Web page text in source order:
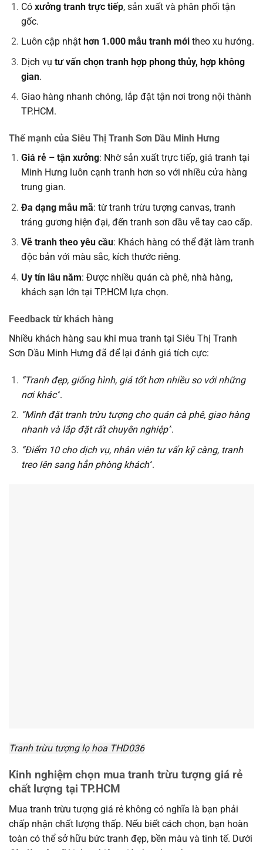
Có xưởng tranh trực tiếp, sản xuất và phân phối tận
gốc.
Luôn cập nhật hơn 1.000 mẫu tranh mớitheo xu hướng.
Dịch vụ tư vấn chọn tranh hợp phong thủy, hợp không
gian.
Giao hàng nhanh chóng, lắp đặt tận nơi trong nội thành
TP.HCM.
Thế mạnh của Siêu Thị Tranh Sơn Dầu Minh Hưng
Giá rẻ – tận xưởng: Nhờ sản xuất trực tiếp, giá tranh tại
Minh Hưng luôn cạnh tranh hơn so với nhiều cửa hàng
trung gian.
Đa dạng mẫu mã: từ tranh trừu tượng canvas, tranh
tráng gương hiện đại, đến tranh sơn dầu vẽ tay cao cấp.
Vẽ tranh theo yêu cầu: Khách hàng có thể đặt làm tranh
độc bản với màu sắc, kích thước riêng.
Uy tín lâu năm: Được nhiều quán cà phê, nhà hàng,
khách sạn lớn tại TP.HCM lựa chọn.
Feedback từ khách hàng
Nhiều khách hàng sau khi mua tranh tại Siêu Thị Tranh
Sơn Dầu Minh Hưng đã để lại đánh giá tích cực:
“Tranh đẹp, giống hình, giá tốt hơn nhiều so với những
nơi khác”.
“Mình đặt tranh trừu tượng cho quán cà phê, giao hàng
nhanh và lắp đặt rất chuyên nghiệp”.
“Điểm 10 cho dịch vụ, nhân viên tư vấn kỹ càng, tranh
treo lên sang hẳn phòng khách”.
Tranh trừu tượng lọ hoa THD036
Kinh nghiệm chọn mua tranh trừu tượng giá rẻ
chất lượng tại TP.HCM
Mua tranh trừu tượng giá rẻ không có nghĩa là bạn phải
chấp nhận chất lượng thấp. Nếu biết cách chọn, bạn hoàn
toàn có thể sở hữu bức tranh đẹp, bền màu và tinh tế. Dưới